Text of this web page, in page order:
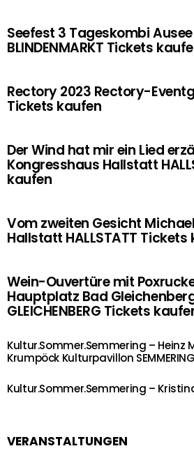
Seefest 3 Tageskombi
BLINDENMARKT Tickets
Rectory 2023 Rectory-
Tickets kaufen
Der Wind hat mir ein Lied
Kongresshaus Hallstatt
kaufen
Vom zweiten Gesicht
Hallstatt HALLSTATT Tickets
Wein-Ouvertüre mit
Hauptplatz Bad
GLEICHENBERG Tickets
Kultur.Sommer.Semmering – Heinz
Krumpöck Kulturpavillon
Kultur.Sommer.Semmering –
VERANSTALTUNGEN